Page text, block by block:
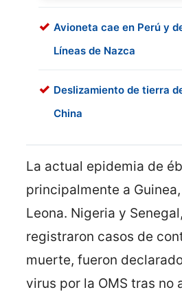
Avioneta cae en Perú y
Líneas de Nazca
Deslizamiento de tierra
China
La actual epidemia de
principalmente a
Leona. Nigeria y
registraron casos de
muerte, fueron
virus por la OMS tras no